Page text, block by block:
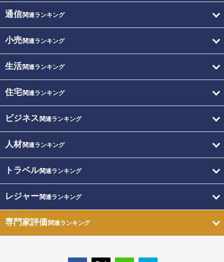
通信関連ランキング
小売関連ランキング
生活関連ランキング
住宅関連ランキング
ビジネス 関連ランキング
人材関連ランキング
トラベル関連ランキング
レジャー関連ランキング
専門家評価関連ランキング